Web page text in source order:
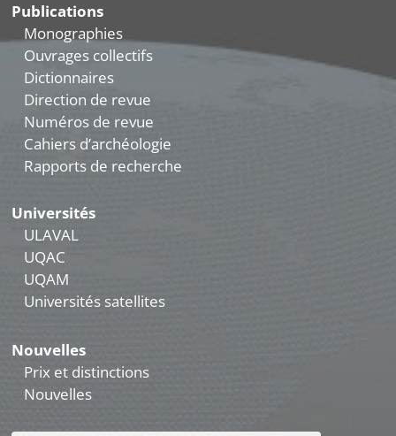
Publications
Monographies
Ouvrages collectifs
Dictionnaires
Direction de revue
Numéros de revue
Cahiers d’archéologie
Rapports de recherche
Universités
ULAVAL
UQAC
UQAM
Universités satellites
Nouvelles
Prix et distinctions
Nouvelles